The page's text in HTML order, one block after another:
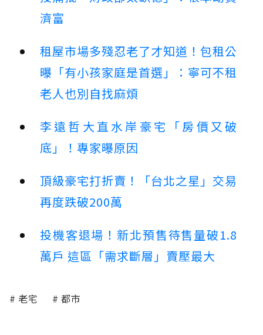
濟富
租屋市場多殘忍老了才知道！包租公
曝「有小孩家庭是首選」：寧可不租
老人也別自找麻煩
李遠哲大直水岸豪宅「房價又破
底」！專家曝原因
頂級豪宅打折賣！「台北之星」交易
再度跌破200萬
投機客退場！新北預售待售量破1.8
萬戶 這區「需求斷層」賣壓最大
老宅 都市